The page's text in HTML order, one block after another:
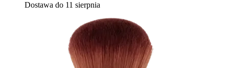
Dostawa do 11 sierpnia